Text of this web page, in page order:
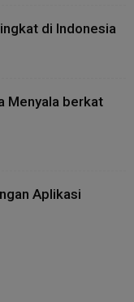
di Indonesia
Menyala berkat
Aplikasi